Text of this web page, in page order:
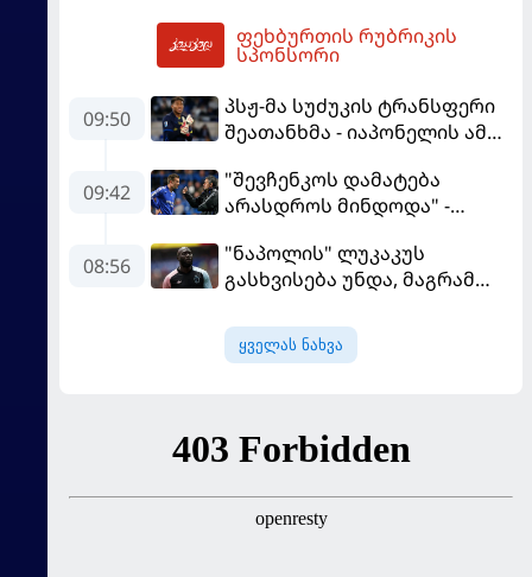
ფეხბურთის რუბრიკის
სპონსორი
09:50
პსჟ-მა სუძუკის ტრანსფერი
შეათანხმა - იაპონელის ამ
შევალიეს
გადაწყვეტილებაზე გადის
09:42
"შევჩენკოს დამატება
არასდროს მინდოდა" -
ტრანსფერი გაიხსენა
08:56
"ნაპოლის" ლუკაკუს
გასხვისება უნდა, მაგრამ
უთანხმდება
ყველას ნახვა